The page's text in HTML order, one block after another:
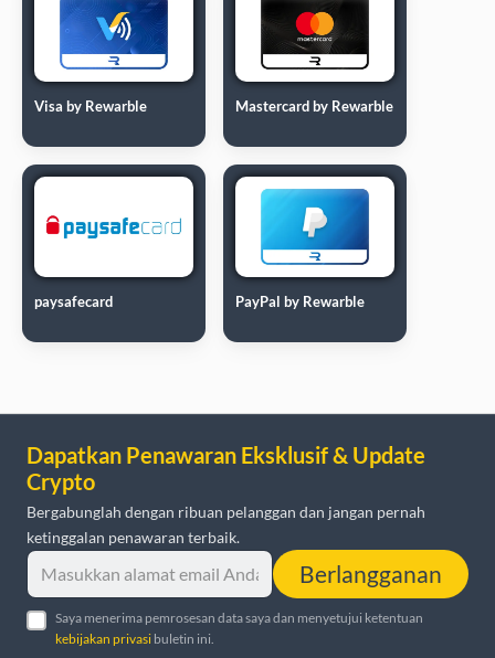
Visa by Rewarble Mastercard by Rewarble
paysafecard PayPal by Rewarble
Dapatkan Penawaran Eksklusif & Update
Crypto
Bergabunglah dengan ribuan pelanggan dan jangan pernah
ketinggalan penawaran terbaik.
Berlangganan
Saya menerima pemrosesan data saya dan menyetujui ketentuan
kebijakan privasi buletin ini.